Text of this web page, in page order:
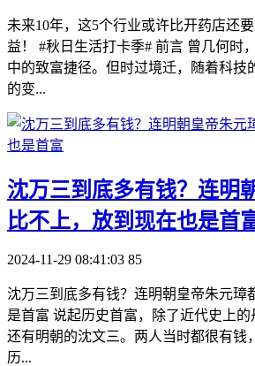
未来10年，这5个行业或许比开药店还
益！ #秋日生活打卡季# 前言 曾几何时
中的致富捷径。但时过境迁，随着科技
的变...
沈万三到底多有钱？连明
比不上，放到现在也是首
2024-11-29 08:41:03 85
沈万三到底多有钱？连明朝皇帝朱元璋
是首富 说起历史首富，除了近代史上的
还有明朝的沈文三。两人当时都很有钱
历...